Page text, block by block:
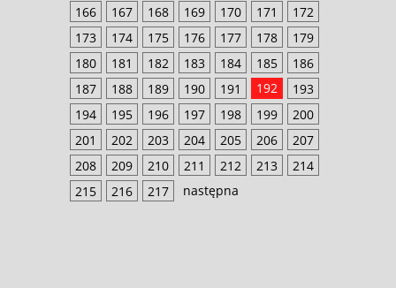
166
167 168 169 170 171
172
173
174 175 176 177 178
179
180
181 182 183 184 185
186
187
188 189 190 191 192
193
194
195 196 197 198 199
200
201
202 203 204 205 206
207
208
209 210 211 212 213
214
215
216 217 następna